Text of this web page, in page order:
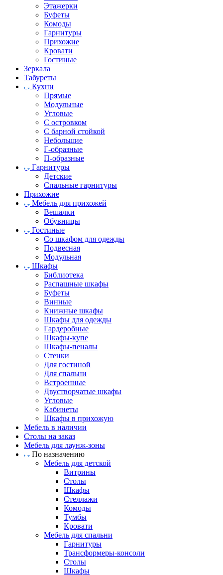
Этажерки
Буфеты
Комоды
Гарнитуры
Прихожие
Кровати
Гостиные
Зеркала
Табуреты
Кухни
Прямые
Модульные
Угловые
С островком
С барной стойкой
Небольшие
Г-образные
П-образные
Гарнитуры
Детские
Спальные гарнитуры
Прихожие
Мебель для прихожей
Вешалки
Обувницы
Гостиные
Со шкафом для одежды
Подвесная
Модульная
Шкафы
Библиотека
Распашные шкафы
Буфеты
Винные
Книжные шкафы
Шкафы для одежды
Гардеробные
Шкафы-купе
Шкафы-пеналы
Стенки
Для гостиной
Для спальни
Встроенные
Двустворчатые шкафы
Угловые
Кабинеты
Шкафы в прихожую
Мебель в наличии
Столы на заказ
Мебель для лаунж-зоны
По назначению
Мебель для детской
Витрины
Столы
Шкафы
Стеллажи
Комоды
Тумбы
Кровати
Мебель для спальни
Гарнитуры
Трансформеры-консоли
Столы
Шкафы